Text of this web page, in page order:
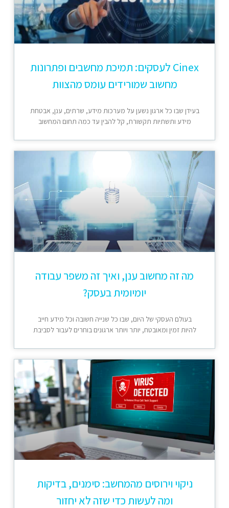
Cinex לעסקים: תמיכת מחשבים ופתרונות
מחשוב שמורידים עומס מהצוות
בעידן שבו כל ארגון נשען על מערכות מידע, שרתים, ענן, אבטחת
מידע ותשתיות תקשורת, קל להבין עד כמה תחום המחשוב
מה זה מחשוב ענן, ואיך זה משפר עבודה
יומיומית בעסק?
בעולם העסקי של היום, שבו כל שנייה חשובה וכל מידע חייב
להיות זמין ומאובטח, יותר ויותר ארגונים בוחרים לעבור לסביבת
ניקוי וירוסים מהמחשב: סימנים, בדיקות
ומה לעשות כדי שזה לא יחזור